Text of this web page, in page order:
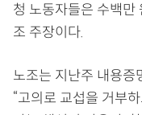
청 노동자들은 수백만
조 주장이다.
노조는 지난주 내용증
“고의로 교섭을 거부